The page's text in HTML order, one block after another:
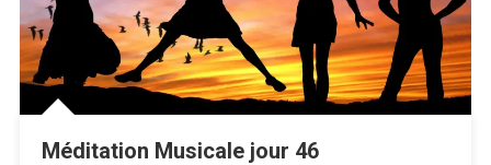
Méditation Musicale jour 46